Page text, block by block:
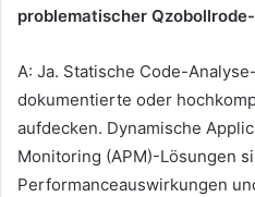
problematischer
A: Ja. Statische Code-
dokumentierte oder
aufdecken. Dynamische
Monitoring (APM)-Lösungen
Performanceauswirkungen